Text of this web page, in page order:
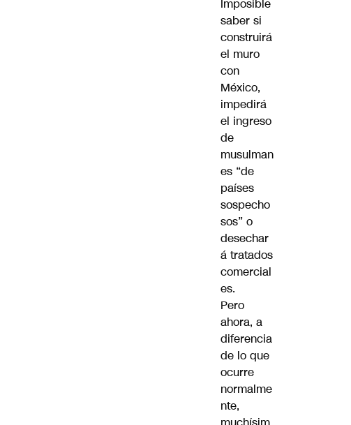
Imposible
saber si
construirá
el muro
con
México,
impedirá
el ingreso
de
musulman
es “de
países
sospecho
sos” o
desechar
á tratados
comercial
es.
Pero
ahora, a
diferencia
de lo que
ocurre
normalme
nte,